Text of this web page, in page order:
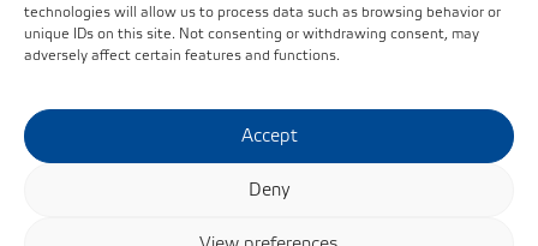
technologies will allow us to process data such as browsing behavior or
unique IDs on this site. Not consenting or withdrawing consent, may
adversely affect certain features and functions.
Accept
Deny
订阅